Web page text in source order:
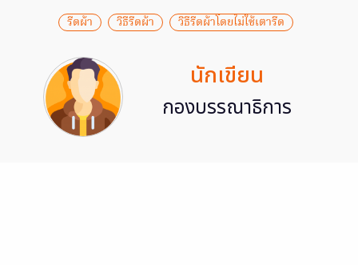
รีดผ้า วิธีรีดผ้า วิธีรีดผ้าโดยไม่ใช้เตารีด
นักเขียน
กองบรรณาธิการ